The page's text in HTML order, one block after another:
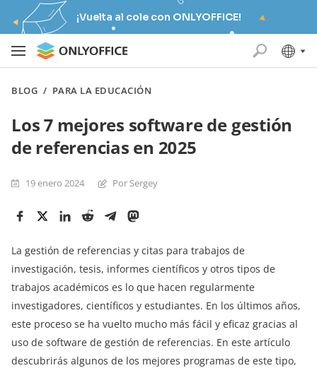
¡Vuelta al cole con ONLYOFFICE!
BLOG / PARA LA EDUCACIÓN
Los 7 mejores software de gestión
de referencias en 2025
19 enero 2024 Por Sergey
La gestión de referencias y citas para trabajos de
investigación, tesis, informes científicos y otros tipos de
trabajos académicos es lo que hacen regularmente
investigadores, científicos y estudiantes. En los últimos años,
este proceso se ha vuelto mucho más fácil y eficaz gracias al
uso de software de gestión de referencias. En este artículo
descubrirás algunos de los mejores programas de este tipo,